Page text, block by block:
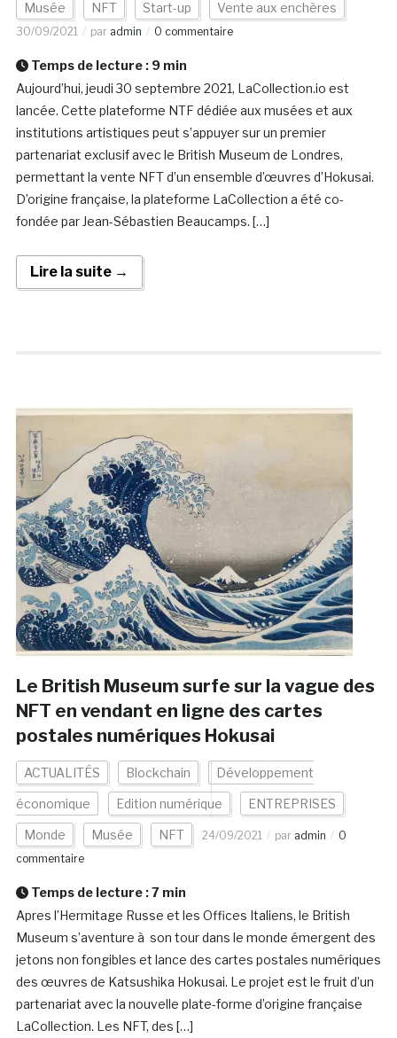
Musée NFT Start-up Vente aux enchères
30/09/2021 par admin 0 commentaire
Temps de lecture : 9 min
Aujourd’hui, jeudi 30 septembre 2021, LaCollection.io est
lancée. Cette plateforme NTF dédiée aux musées et aux
institutions artistiques peut s’appuyer sur un premier
partenariat exclusif avec le British Museum de Londres,
permettant la vente NFT d’un ensemble d’œuvres d’Hokusai.
D’origine française, la plateforme LaCollection a été co-
fondée par Jean-Sébastien Beaucamps. […]
Lire la suite →
Le British Museum surfe sur la vague des
NFT en vendant en ligne des cartes
postales numériques Hokusai
ACTUALITÉS Blockchain Développement
économique Edition numérique ENTREPRISES
Monde Musée NFT 24/09/2021 par admin
0
commentaire
Temps de lecture :7 min
Apres l’Hermitage Russe et les Offices Italiens, le British
Museum s’aventure à son tour dans le monde émergent des
jetons non fongibles et lance des cartes postales numériques
des œuvres de Katsushika Hokusai. Le projet est le fruit d’un
partenariat avec la nouvelle plate-forme d’origine française
LaCollection. Les NFT, des […]